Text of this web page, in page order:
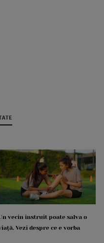
vecin instruit poate salva o
Vezi despre ce e vorba